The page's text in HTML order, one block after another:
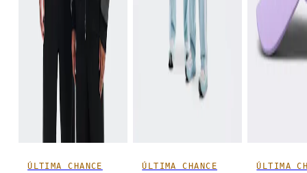
ÚLTIMA CHANCE ÚLTIMA CHANCE ÚLTIMA